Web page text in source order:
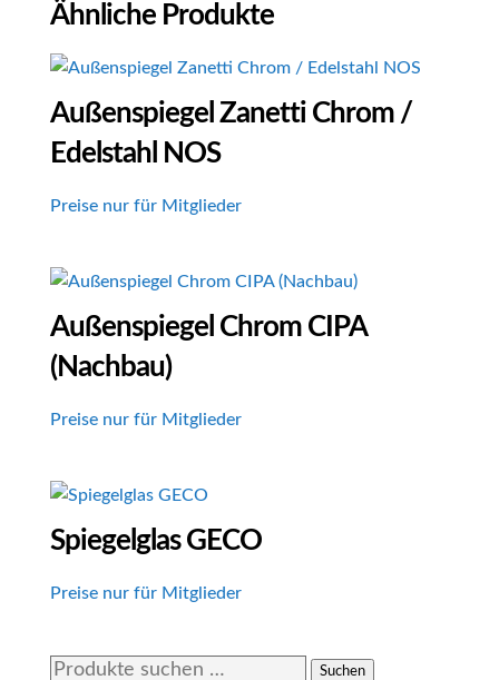
Ähnliche Produkte
Außenspiegel Zanetti Chrom /
Edelstahl NOS
Preise nur für Mitglieder
Außenspiegel Chrom CIPA
(Nachbau)
Preise nur für Mitglieder
Spiegelglas GECO
Preise nur für Mitglieder
Suchen
Suchen